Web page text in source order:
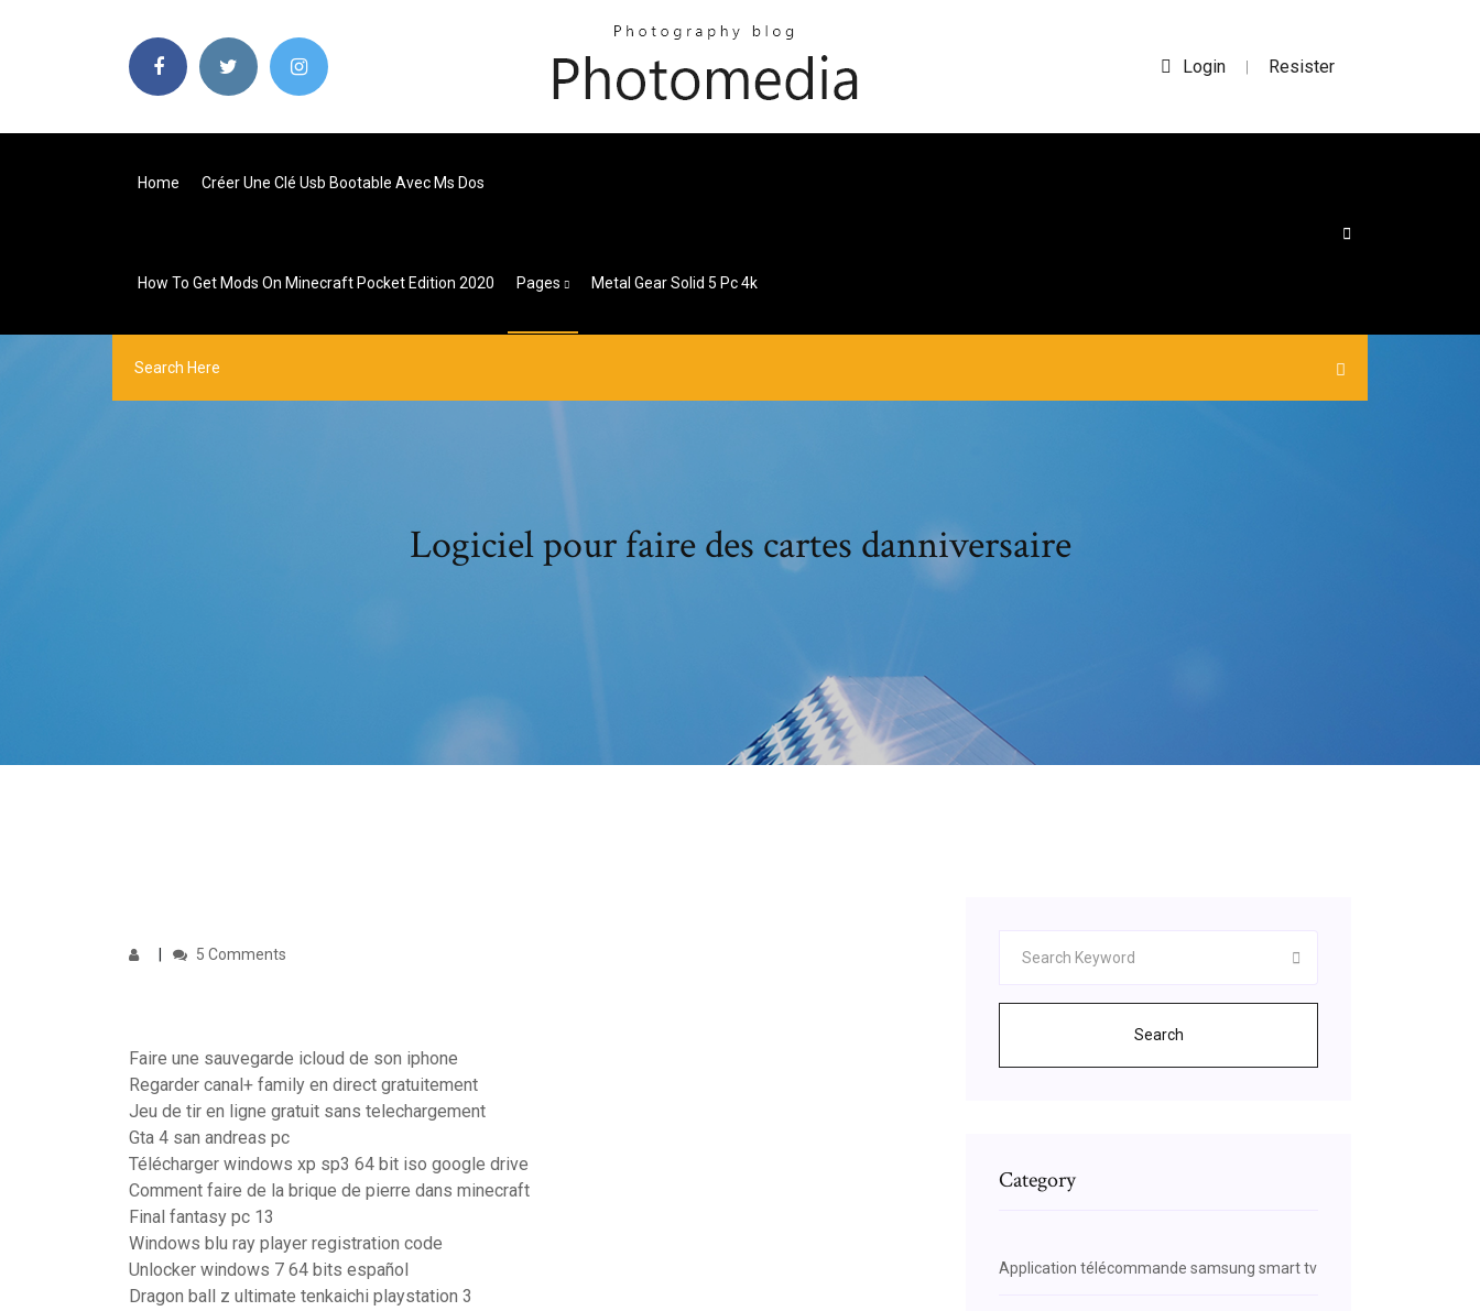
Login | Resister
Home Créer Une Clé Usb Bootable Avec Ms Dos
How To Get Mods On Minecraft Pocket Edition 2020 Pages Metal Gear Solid 5 Pc 4k
Logiciel pour faire des cartes danniversaire
5 Comments
Faire une sauvegarde icloud de son iphone
Regarder canal+ family en direct gratuitement
Jeu de tir en ligne gratuit sans telechargement
Gta 4 san andreas pc
Télécharger windows xp sp3 64 bit iso google drive
Comment faire de la brique de pierre dans minecraft
Final fantasy pc 13
Windows blu ray player registration code
Unlocker windows 7 64 bits español
Dragon ball z ultimate tenkaichi playstation 3
Search
Category
Application télécommande samsung smart tv